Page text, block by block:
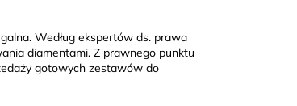
Według ekspertów ds. prawa
diamentami. Z prawnego punktu
gotowych zestawów do